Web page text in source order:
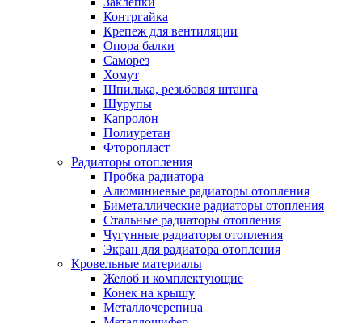
Контргайка
Крепеж для вентиляции
Опора балки
Саморез
Хомут
Шпилька, резьбовая штанга
Шурупы
Капролон
Полиуретан
Фторопласт
Радиаторы отопления
Пробка радиатора
Алюминиевые радиаторы отопления
Биметаллические радиаторы отопления
Стальные радиаторы отопления
Чугунные радиаторы отопления
Экран для радиатора отопления
Кровельные материалы
Желоб и комплектующие
Конек на крышу
Металлочерепица